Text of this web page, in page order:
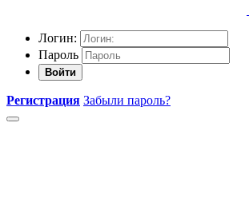
Логин:
Пароль
Войти
Регистрация Забыли пароль?